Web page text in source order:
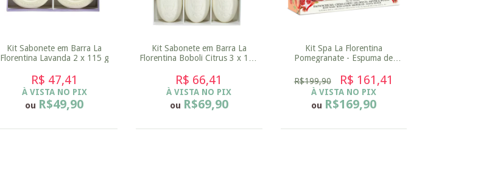
Kit Sabonete em Barra La
Florentina Lavanda 2 x 115 g
R$ 47,41
À VISTA NO PIX
ou R$49,90
Kit Sabonete em Barra La
Florentina Boboli Citrus 3 x 150
R$ 66,41
À VISTA NO PIX
ou R$69,90
Kit Spa La Florentina
Pomegranate - Espuma de
200ml Locação Corporal 200ml
+ Sabonete 115g
R$199,90 R$ 161,41
À VISTA NO PIX
ou R$169,90